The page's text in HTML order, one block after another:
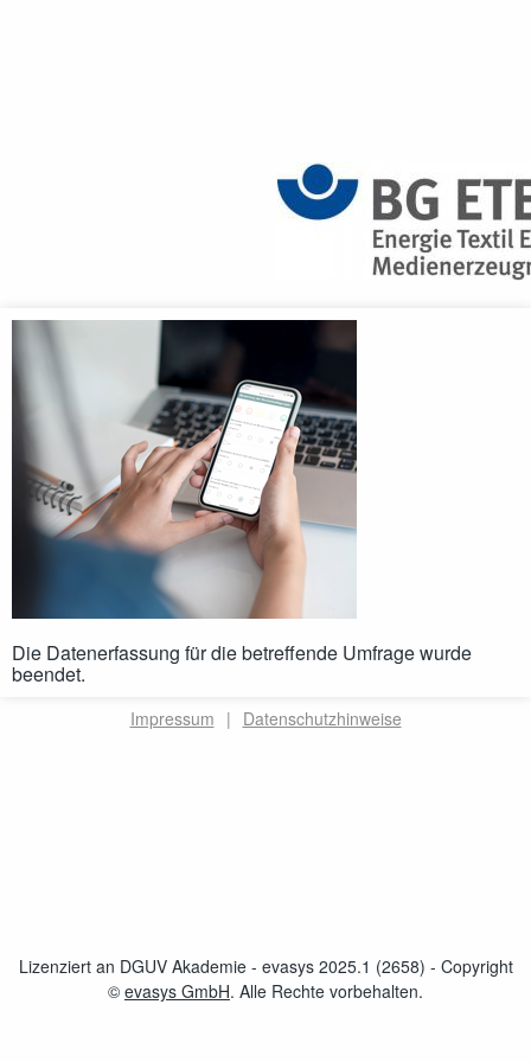
Anmeldebildschirm
Die Datenerfassung für die betreffende Umfrage wurde
beendet.
Impressum | Datenschutzhinweise
Lizenziert an DGUV Akademie - evasys 2025.1 (2658) - Copyright
© evasys GmbHöffnet im neuen Fenster
. Alle Rechte vorbehalten.